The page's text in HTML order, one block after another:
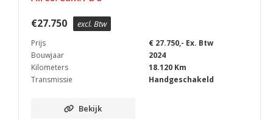
€27.750 excl. Btw
Prijs
€ 27.750,- Ex. Btw
Bouwjaar
2024
Kilometers
18.120 Km
Transmissie
Handgeschakeld
Bekijk